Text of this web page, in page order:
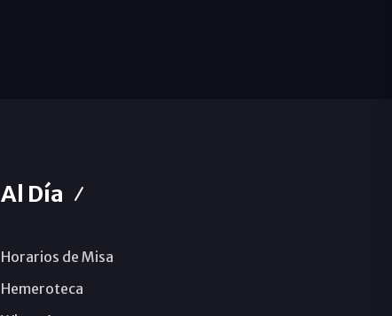
Al Día
Horarios de Misa
Hemeroteca